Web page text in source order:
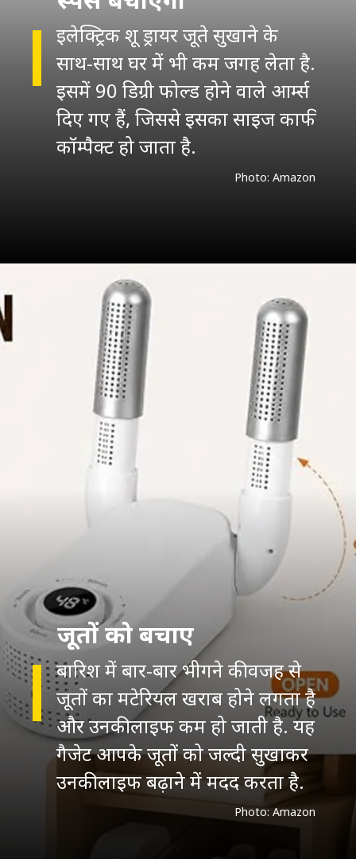
इलेक्ट्रिक शू ड्रायर जूते सुखाने के
साथ-साथ घर में भी कम जगह लेता है.
इसमें 90 डिग्री फोल्ड होने वाले आर्म्स
दिए गए हैं, जिससे इसका साइज काफी
कॉम्पैक्ट हो जाता है.
Photo: Amazon
जूतों को बचाए
बारिश में बार-बार भीगने की वजह से
जूतों का मटेरियल खराब होने लगता है
और उनकी लाइफ कम हो जाती है. यह
गैजेट आपके जूतों को जल्दी सुखाकर
उनकी लाइफ बढ़ाने में मदद करता है.
Photo: Amazon